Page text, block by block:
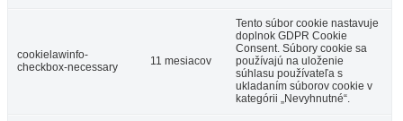
cookielawinfo-
checkbox-necessary
11 mesiacov
Tento súbor cookie nastavuje
doplnok GDPR Cookie
Consent. Súbory cookie sa
používajú na uloženie
súhlasu používateľa s
ukladaním súborov cookie v
kategórii „Nevyhnutné“.